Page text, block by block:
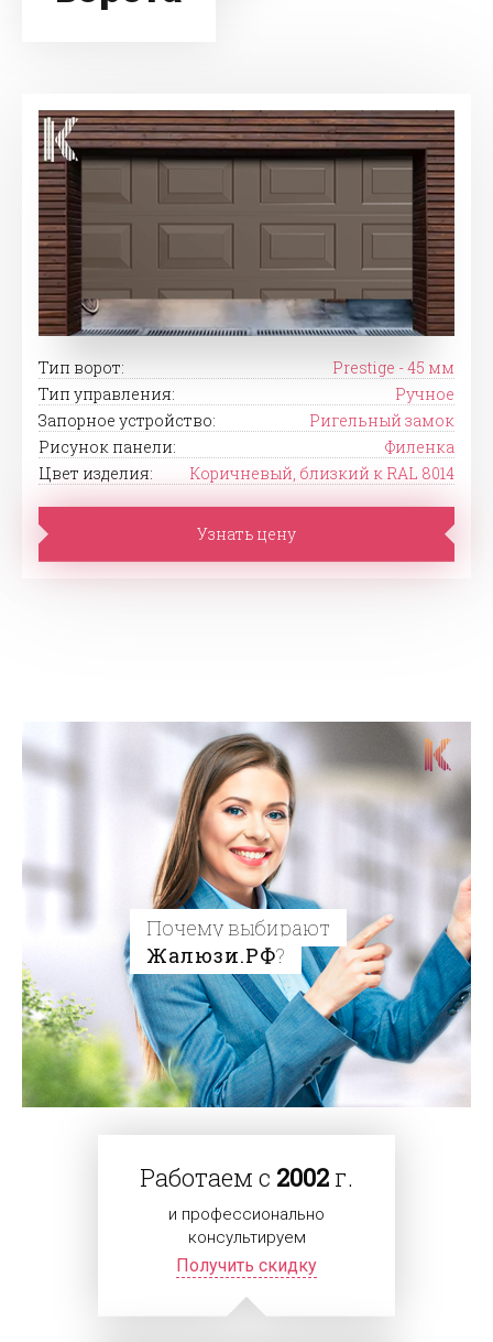
Тип ворот:
Prestige - 45 мм
Тип управления:
Ручное
Запорное устройство:
Ригельный замок
Рисунок панели:
Филенка
Цвет изделия:
Коричневый, близкий к RAL 8014
Узнать цену
Почему выбирают
Жалюзи.РФ?
Работаем с 2002 г.
и профессионально
консультируем
Получить скидку